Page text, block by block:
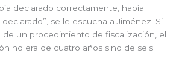
declarado correctamente, había
se le escucha a Jiménez. Si
de un procedimiento de fiscalización, el
no era de cuatro años sino de seis.